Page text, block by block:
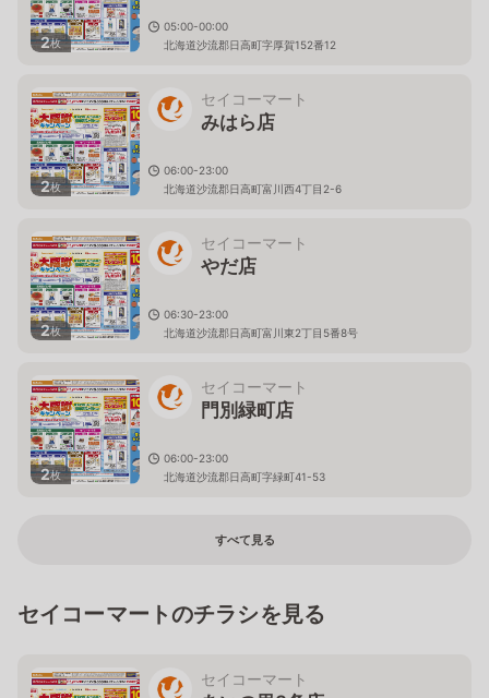
2枚
05:00-00:00
北海道沙流郡日高町字厚賀152番12
2枚
セイコーマート
みはら店
06:00-23:00
北海道沙流郡日高町富川西4丁目2-6
2枚
セイコーマート
やだ店
06:30-23:00
北海道沙流郡日高町富川東2丁目5番8号
2枚
セイコーマート
門別緑町店
06:00-23:00
北海道沙流郡日高町字緑町41-53
すべて見る
セイコーマートのチラシを見る
セイコーマート